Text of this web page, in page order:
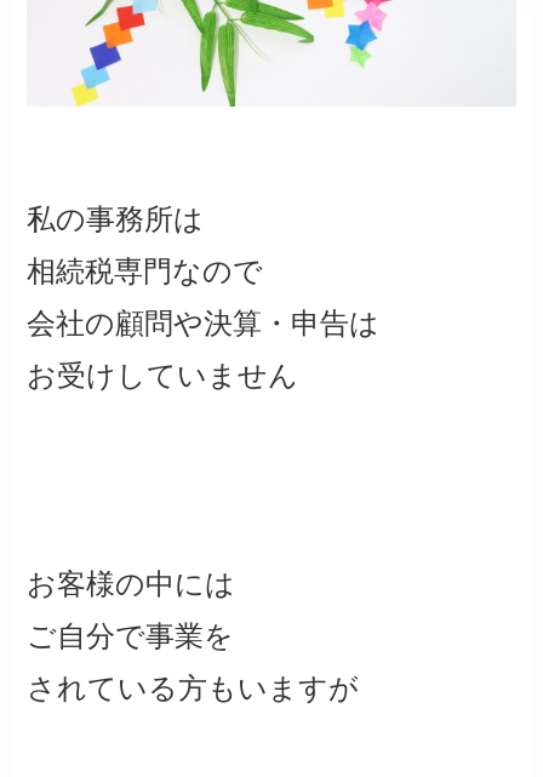
私の事務所は
相続税専門なので
会社の顧問や決算・申告は
お受けしていません
お客様の中には
ご自分で事業を
されている方もいますが